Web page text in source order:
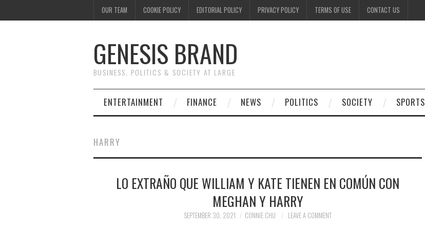
OUR TEAM COOKIE POLICY EDITORIAL POLICY PRIVACY POLICY TERMS OF USE CONTACT US
GENESIS BRAND
BUSINESS, POLITICS & SOCIETY AT LARGE
ENTERTAINMENT FINANCE NEWS POLITICS SOCIETY SPORTS
HARRY
LO EXTRAÑO QUE WILLIAM Y KATE TIENEN EN COMÚN CON
MEGHAN Y HARRY
SEPTEMBER 30, 2021 CONNIE CHU LEAVE A COMMENT